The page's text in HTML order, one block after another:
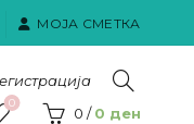
МОЈА СМЕТКА
0
0 / 0 ден